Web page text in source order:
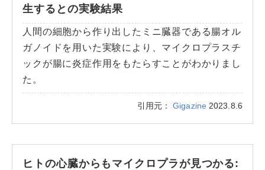
生するとの実験結果
人間の細胞から作り出したミニ臓器である腸オル
ガノイドを用いた実験により、マイクロプラスチ
ックが腸に炎症作用をもたらすことがわかりまし
た。
引用元：Gigazine 2023.8.6
ヒトの心臓からもマイクロプラが見つかる: